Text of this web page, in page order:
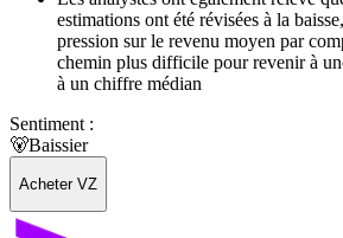
estimations ont été révisées à la
pression sur le revenu moyen par
chemin plus difficile pour revenir à
à un chiffre médian
Sentiment :
🐻Baissier
Acheter VZ